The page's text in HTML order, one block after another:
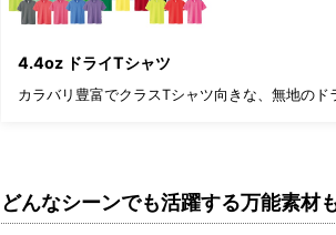
4.4oz ドライTシャツ
カラバリ豊富でクラスTシャツ向きな、無地のド
どんなシーンでも活躍する万能素材